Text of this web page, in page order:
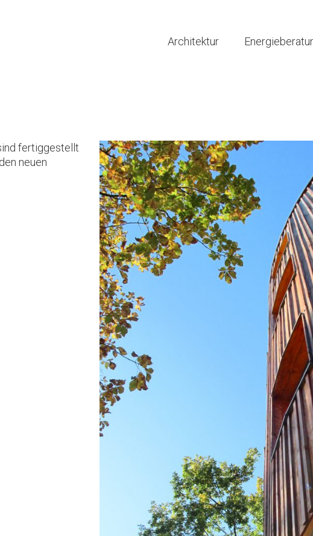
Architektur
fertiggestellt
neuen